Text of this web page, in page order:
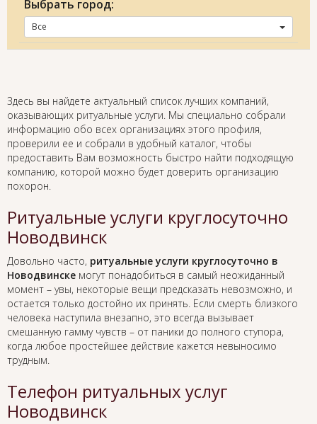
Выбрать город:
Все
Здесь вы найдете актуальный список лучших компаний,
оказывающих ритуальные услуги. Мы специально собрали
информацию обо всех организациях этого профиля,
проверили ее и собрали в удобный каталог, чтобы
предоставить Вам возможность быстро найти подходящую
компанию, которой можно будет доверить организацию
похорон.
Ритуальные услуги круглосуточно
Новодвинск
Довольно часто, ритуальные услуги круглосуточно в
Новодвинске могут понадобиться в самый неожиданный
момент – увы, некоторые вещи предсказать невозможно, и
остается только достойно их принять. Если смерть близкого
человека наступила внезапно, это всегда вызывает
смешанную гамму чувств – от паники до полного ступора,
когда любое простейшее действие кажется невыносимо
трудным.
Телефон ритуальных услуг
Новодвинск